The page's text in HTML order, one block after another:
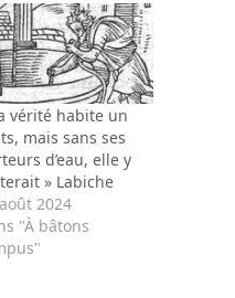
vérité habite un
mais sans ses
d’eau, elle y
» Labiche
2024
"À bâtons